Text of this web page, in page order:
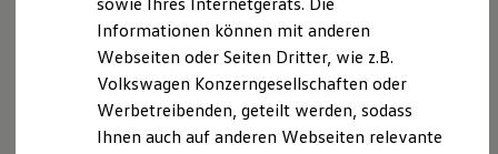
Ladelösungen für Privatkunden
Ladelösungen für Gewerbekunden
Wallbox und Ladekabel
Förderung & Kosten der Elektrofahrzeuge
Fördermöglichkeiten für Privatkunden
Fördermöglichkeiten für Gewerbekunden
verarbeitete personenbezogene Daten im Folgenden
näher erläutern möchten. Bei der Datenverarbeitung
im Zusammenhang mit unserer Webseite unterstützt
uns die Volkswagen Deutschland GmbH und Co. KG als
Auftragsverarbeiterin.
Informationen können mit anderen
Webseiten oder Seiten Dritter, wie z.B.
Volkswagen Konzerngesellschaften oder
Werbetreibenden, geteilt werden, sodass
Ihnen auch auf anderen Webseiten relevante